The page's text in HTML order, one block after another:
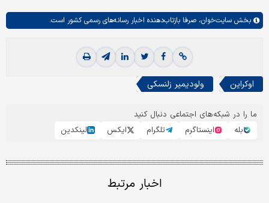
بخش سایت‌خوان، صرفا بازتاب‌دهنده اخبار رسانه‌های رسمی کشور است.
اوکراین ولودیمیر زلنسکی
ما را در شبکه‌های اجتماعی دنبال کنید
بله
اینستاگرم تلگرام ایکس لینکدین
اخبار مرتبط